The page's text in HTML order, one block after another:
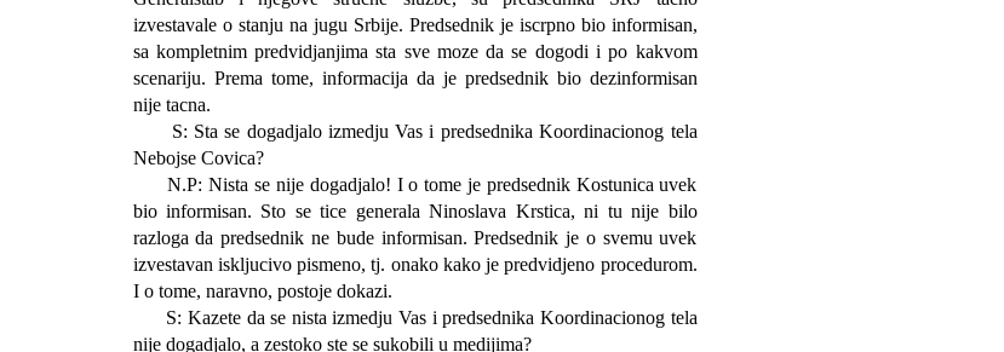
izvestavale o stanju na jugu Srbije. Predsednik je iscrpno bio informisan,
sa kompletnim predvidjanjima sta sve moze da se dogodi i po kakvom
scenariju. Prema tome, informacija da je predsednik bio dezinformisan
nije tacna.
S: Sta se dogadjalo izmedju Vas i predsednika Koordinacionog tela
Nebojse Covica?
N.P: Nista se nije dogadjalo! I o tome je predsednik Kostunica uvek
bio informisan. Sto se tice generala Ninoslava Krstica, ni tu nije bilo
razloga da predsednik ne bude informisan. Predsednik je o svemu uvek
izvestavan iskljucivo pismeno, tj. onako kako je predvidjeno procedurom.
I o tome, naravno, postoje dokazi.
S: Kazete da se nista izmedju Vas i predsednika Koordinacionog tela
nije dogadjalo, a zestoko ste se sukobili u medijima?